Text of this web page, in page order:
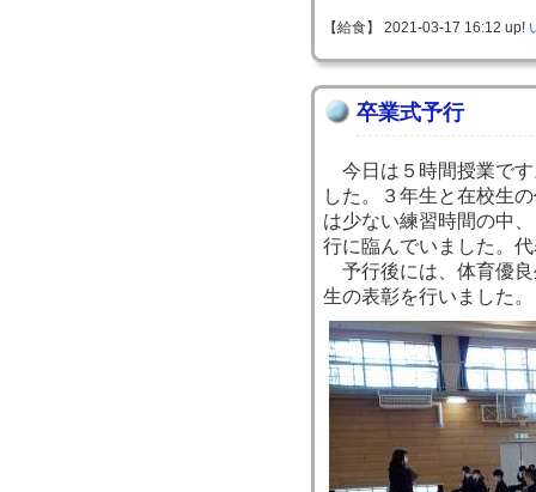
【給食】 2021-03-17 16:12 up!
卒業式予行
今日は５時間授業です
した。３年生と在校生
は少ない練習時間の中
行に臨んでいました。
予行後には、体育優良
生の表彰を行いました。